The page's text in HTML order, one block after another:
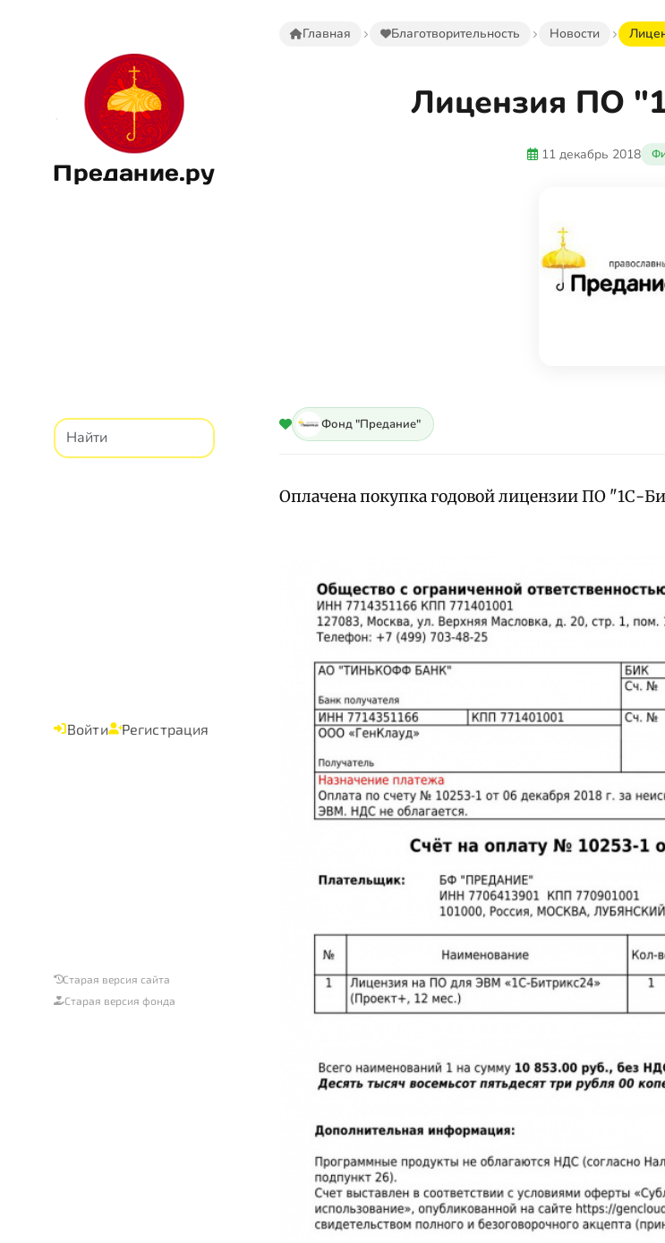
Предание.ру
Войти Регистрация
Старая версия сайта
Старая версия фонда
Главная Благотворительность Новости
Лицензия ПО
11 декабрь 2018
Фонд "Предание"
Оплачена покупка годовой лицензии ПО "1С-